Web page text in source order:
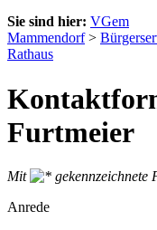
Sie sind hier: VGem
Mammendorf>
Rathaus
Furtmeier
Mit
gekennzeichnete
Anrede